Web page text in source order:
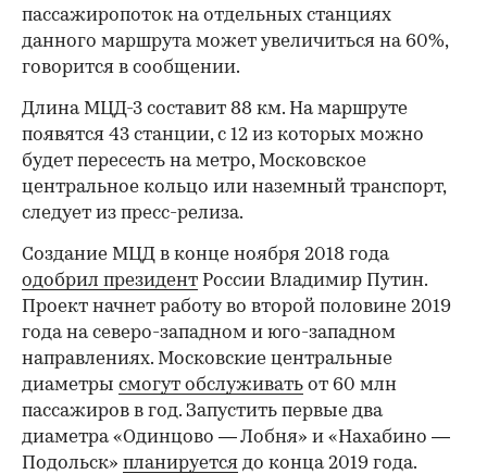
пассажиропоток на отдельных станциях
данного маршрута может увеличиться на 60%,
говорится в сообщении.
Длина МЦД-3 составит 88 км. На маршруте
появятся 43 станции, с 12 из которых можно
будет пересесть на метро, Московское
центральное кольцо или наземный транспорт,
следует из пресс-релиза.
Создание МЦД в конце ноября 2018 года
одобрил президент России Владимир Путин.
Проект начнет работу во второй половине 2019
года на северо-западном и юго-западном
направлениях. Московские центральные
диаметры смогут обслуживать от 60 млн
пассажиров в год. Запустить первые два
диаметра «Одинцово — Лобня» и «Нахабино —
Подольск» планируется до конца 2019 года.